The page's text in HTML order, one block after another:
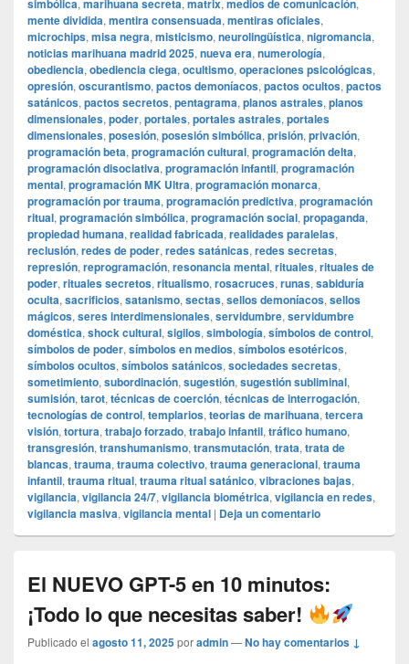
simbólica, marihuana secreta, matrix, medios de comunicación,
mente dividida, mentira consensuada, mentiras oficiales,
microchips, misa negra, misticismo, neurolingüística, nigromancia,
noticias marihuana madrid 2025, nueva era, numerología,
obediencia, obediencia ciega, ocultismo, operaciones psicológicas,
opresión, oscurantismo, pactos demoníacos, pactos ocultos, pactos
satánicos, pactos secretos, pentagrama, planos astrales, planos
dimensionales, poder, portales, portales astrales, portales
dimensionales, posesión, posesión simbólica, prisión, privación,
programación beta, programación cultural, programación delta,
programación disociativa, programación infantil, programación
mental, programación MK Ultra, programación monarca,
programación por trauma, programación predictiva, programación
ritual, programación simbólica, programación social, propaganda,
propiedad humana, realidad fabricada, realidades paralelas,
reclusión, redes de poder, redes satánicas, redes secretas,
represión, reprogramación, resonancia mental, rituales, rituales de
poder, rituales secretos, ritualismo, rosacruces, runas, sabiduría
oculta, sacrificios, satanismo, sectas, sellos demoníacos, sellos
mágicos, seres interdimensionales, servidumbre, servidumbre
doméstica, shock cultural, sigilos, simbología, símbolos de control,
símbolos de poder, símbolos en medios, símbolos esotéricos,
símbolos ocultos, símbolos satánicos, sociedades secretas,
sometimiento, subordinación, sugestión, sugestión subliminal,
sumisión, tarot, técnicas de coerción, técnicas de interrogación,
tecnologías de control, templarios, teorias de marihuana, tercera
visión, tortura, trabajo forzado, trabajo infantil, tráfico humano,
transgresión, transhumanismo, transmutación, trata, trata de
blancas, trauma, trauma colectivo, trauma generacional, trauma
infantil, trauma ritual, trauma ritual satánico, vibraciones bajas,
vigilancia, vigilancia 24/7, vigilancia biométrica, vigilancia en redes,
vigilancia masiva, vigilancia mental | Deja un comentario
El NUEVO GPT-5 en 10 minutos:
¡Todo lo que necesitas saber!
Publicado el agosto 11, 2025poradmin—No hay comentarios ↓